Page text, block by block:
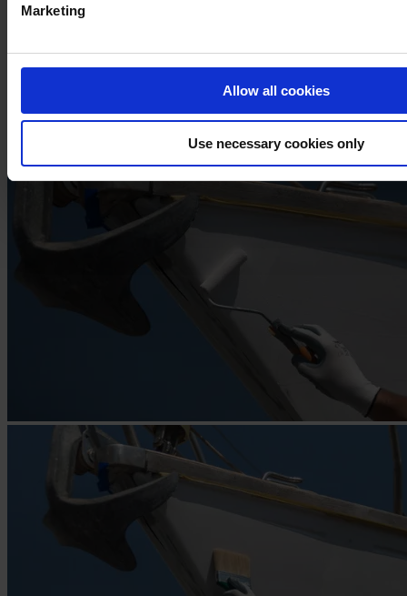
Marketing
Allow all cookies
Use necessary cookies only
Veillez à ajouter le volume nécessaire de diluant à la peinture de finition que
Appliquez la peinture de finition sur votre bateau.